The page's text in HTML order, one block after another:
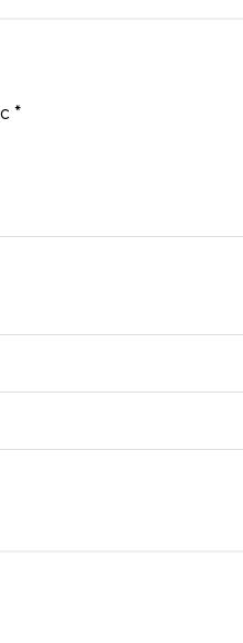
*